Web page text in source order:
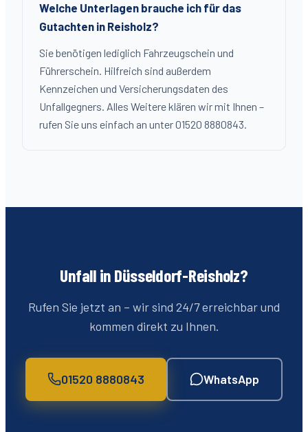
Welche Unterlagen brauche ich für das
Gutachten in Reisholz?
Sie benötigen lediglich Fahrzeugschein und
Führerschein. Hilfreich sind außerdem
Kennzeichen und Versicherungsdaten des
Unfallgegners. Alles Weitere klären wir mit Ihnen –
rufen Sie uns einfach an unter 01520 8880843.
Unfall in Düsseldorf-Reisholz?
Rufen Sie jetzt an – wir sind 24/7 erreichbar und
kommen direkt zu Ihnen.
01520 8880843 WhatsApp